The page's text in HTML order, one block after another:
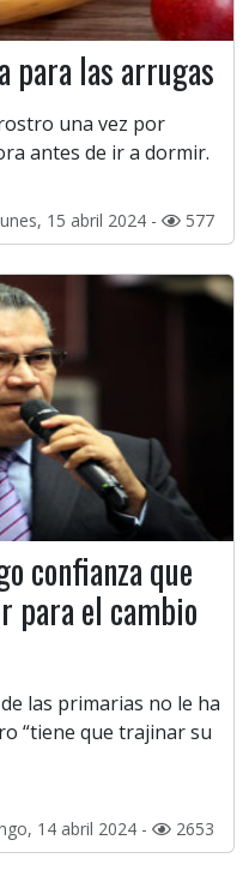
para las arrugas
una vez por
antes de ir a dormir.
15 abril 2024 - 577
confianza que
para el cambio
las primarias no le ha
“tiene que trajinar su
14 abril 2024 - 2653